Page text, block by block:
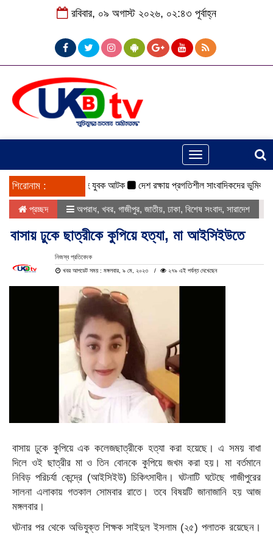
রবিবার, ০৯ অগাস্ট ২০২৬, ০২:৪৩ পূর্বাহ্ন
Toggle
navigation
শিরোনাম :
ঠাকুরগাঁওয়ে ইয়াবাসহ যুবক আটক দেশ রক্ষায় প্রগতিশীল সাংবাদিকদের ভুমিকা
প্রচ্ছদ অপরাধ, খবর, গাজীপুর, জাতীয়, ঢাকা, বিশেষ সংবাদ, সারাদেশ
বাসায় ঢুকে ছাত্রীকে কুপিয়ে হত্যা, মা আইসিইউতে
নিজস্ব প্রতিবেদক
খবর আপডেট সময় : মঙ্গলবার, ৯ মে, ২০২৩ ২৭৯ এই পর্যন্ত দেখেছেন
বাসায় ঢুকে কুপিয়ে এক কলেজছাত্রীকে হত্যা করা হয়েছে। এ সময় বাধা
দিলে ওই ছাত্রীর মা ও তিন বোনকে কুপিয়ে জখম করা হয়। মা বর্তমানে
নিবিড় পরিচর্যা কেন্দ্রে (আইসিইউ) চিকিৎসাধীন। ঘটনাটি ঘটেছে গাজীপুরের
সালনা এলাকায় গতকাল সোমবার রাতে। তবে বিষয়টি জানাজানি হয় আজ
মঙ্গলবার।
ঘটনার পর থেকে অভিযুক্ত শিক্ষক সাইদুল ইসলাম (২৫) পলাতক রয়েছেন।